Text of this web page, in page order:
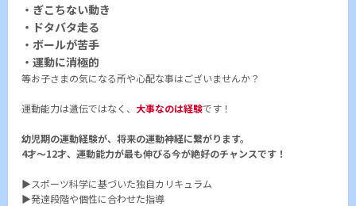
・ぎこちない動き
・ドタバタ走る
・ボールが苦手
・運動に消極的
等お子さまの気になる所や心配な事はございませんか？
運動能力は遺伝ではなく、 大事なのは経験です！
幼児期の運動経験が、将来の運動神経に繋がります。
4才～12才、運動能力が最も伸びる今が絶好のチャンスです！
▶スポーツ科学に基づいた独自カリキュラム
▶発達段階や個性に合わせた指導